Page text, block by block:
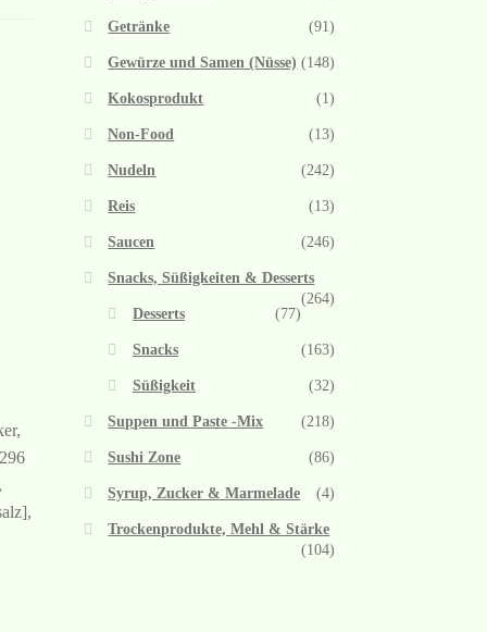
Getränke (91)
Gewürze und Samen (Nüsse) (148)
Kokosprodukt (1)
Non-Food (13)
Nudeln (242)
Reis (13)
Saucen (246)
Snacks, Süßigkeiten & Desserts
(264)
Desserts
(77)
Snacks (163)
Süßigkeit (32)
Suppen und Paste -Mix (218)
Sushi Zone (86)
Syrup, Zucker & Marmelade (4)
Trockenprodukte, Mehl & Stärke
(104)